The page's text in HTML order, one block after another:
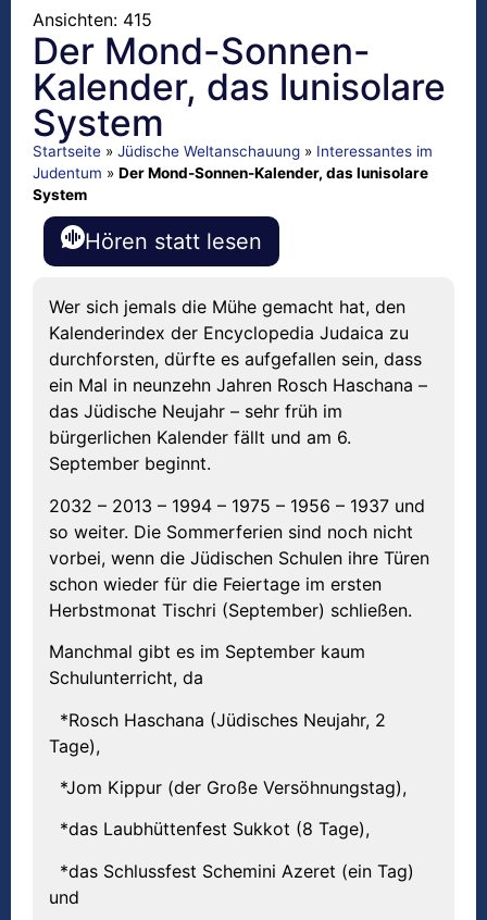
Ansichten: 415
Der Mond-Sonnen-
Kalender, das lunisolare
System
Startseite » Jüdische Weltanschauung » Interessantes im
Judentum » Der Mond-Sonnen-Kalender, das lunisolare
System
Hören statt lesen
Wer sich jemals die Mühe gemacht hat, den
Kalenderindex der Encyclopedia Judaica zu
durchforsten, dürfte es aufgefallen sein, dass
ein Mal in neunzehn Jahren Rosch Haschana –
das Jüdische Neujahr – sehr früh im
bürgerlichen Kalender fällt und am 6.
September beginnt.
2032 – 2013 – 1994 – 1975 – 1956 – 1937 und
so weiter. Die Sommerferien sind noch nicht
vorbei, wenn die Jüdischen Schulen ihre Türen
schon wieder für die Feiertage im ersten
Herbstmonat Tischri (September) schließen.
Manchmal gibt es im September kaum
Schulunterricht, da
*Rosch Haschana (Jüdisches Neujahr, 2
Tage),
*Jom Kippur (der Große Versöhnungstag),
*das Laubhüttenfest Sukkot (8 Tage),
*das Schlussfest Schemini Azeret (ein Tag)
und